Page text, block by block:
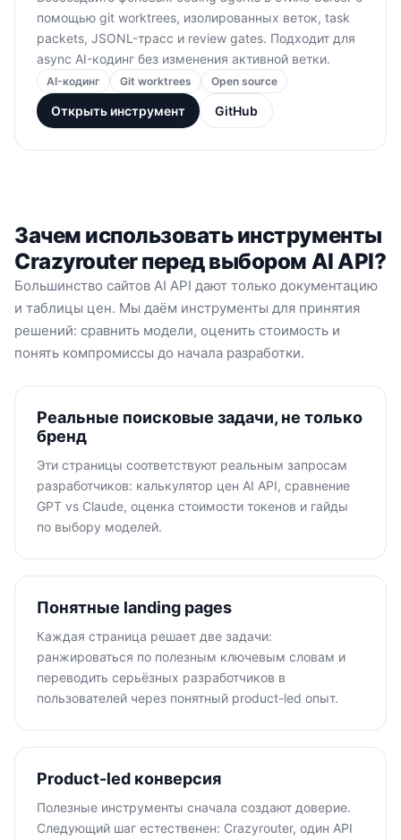
помощью git worktrees, изолированных веток, task
packets, JSONL-трасс и review gates. Подходит для
async AI-кодинг без изменения активной ветки.
AI-кодинг Git worktrees Open source
Открыть инструмент GitHub
Зачем использовать инструменты
Crazyrouter перед выбором AI API?
Большинство сайтов AI API дают только документацию
и таблицы цен. Мы даём инструменты для принятия
решений: сравнить модели, оценить стоимость и
понять компромиссы до начала разработки.
Реальные поисковые задачи, не только
бренд
Эти страницы соответствуют реальным запросам
разработчиков: калькулятор цен AI API, сравнение
GPT vs Claude, оценка стоимости токенов и гайды
по выбору моделей.
Понятные landing pages
Каждая страница решает две задачи:
ранжироваться по полезным ключевым словам и
переводить серьёзных разработчиков в
пользователей через понятный product-led опыт.
Product-led конверсия
Полезные инструменты сначала создают доверие.
Следующий шаг естественен: Crazyrouter, один API